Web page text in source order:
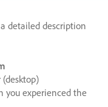
detailed description
you experienced the